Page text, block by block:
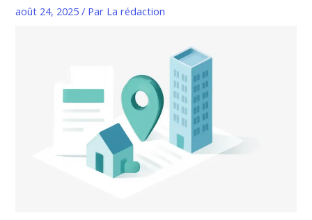
août 24, 2025/ Par La rédaction